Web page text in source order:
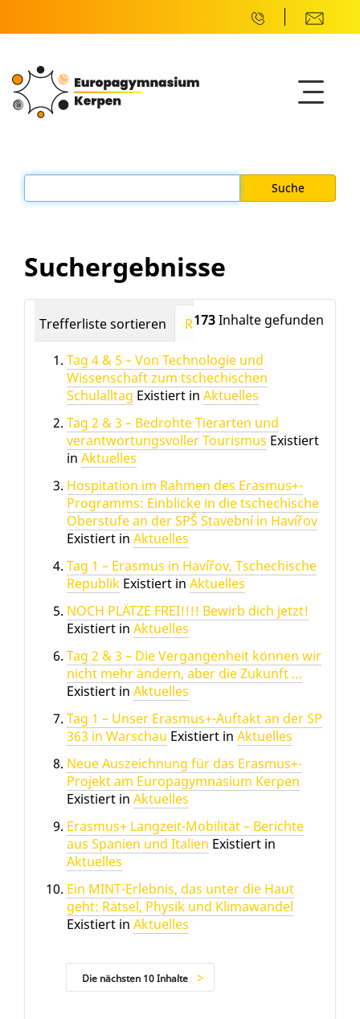
Suchergebnisse
173Inhalte gefunden
Trefferliste sortieren Relevanz Datum
Tag 4 & 5 – Von Technologie und
Wissenschaft zum tschechischen
Schulalltag Existiert in Aktuelles
Tag 2 & 3 – Bedrohte Tierarten und
verantwortungsvoller Tourismus Existiert
in Aktuelles
Hospitation im Rahmen des Erasmus+-
Programms: Einblicke in die tschechische
Oberstufe an der SPŠ Stavební in Havířov
Existiert in Aktuelles
Tag 1 – Erasmus in Havířov, Tschechische
Republik Existiert in Aktuelles
NOCH PLÄTZE FREI!!!! Bewirb dich jetzt!
Existiert in Aktuelles
Tag 2 & 3 – Die Vergangenheit können wir
nicht mehr ändern, aber die Zukunft …
Existiert in Aktuelles
Tag 1 – Unser Erasmus+-Auftakt an der SP
363 in Warschau Existiert in Aktuelles
Neue Auszeichnung für das Erasmus+-
Projekt am Europagymnasium Kerpen
Existiert in Aktuelles
Erasmus+ Langzeit-Mobilität – Berichte
aus Spanien und Italien Existiert in
Aktuelles
Ein MINT-Erlebnis, das unter die Haut
geht: Rätsel, Physik und Klimawandel
Existiert in Aktuelles
Die nächsten 10 Inhalte